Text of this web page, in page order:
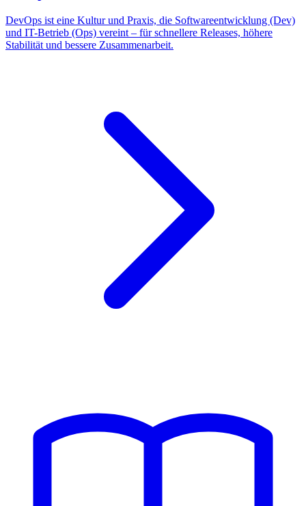
DevOps ist eine Kultur und Praxis, die Softwareentwicklung (Dev)
und IT-Betrieb (Ops) vereint – für schnellere Releases, höhere
Stabilität und bessere Zusammenarbeit.